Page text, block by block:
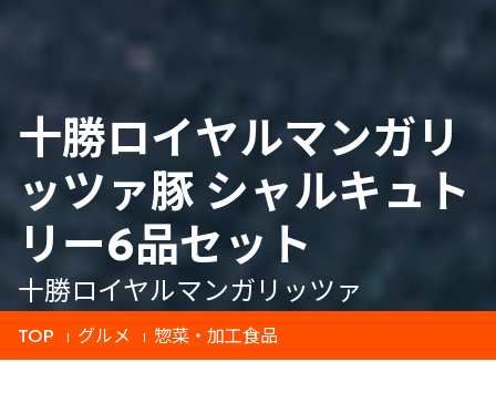
十勝ロイヤルマンガリ
ッツァ豚 シャルキュト
リー6品セット
十勝ロイヤルマンガリッツァ
TOP グルメ 惣菜・加工食品